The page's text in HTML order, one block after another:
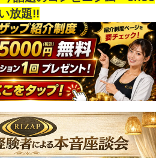
放題!!